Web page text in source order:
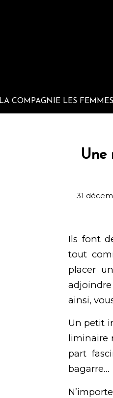
LA COMPAGNIE LES
Une
31
Ils font
tout
placer
ainsi,
Un petit
liminaire
part
bagarre…